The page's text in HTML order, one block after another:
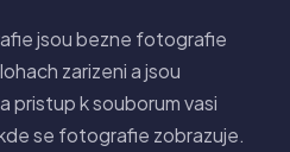
jsou bezne fotografie
zarizeni a jsou
pristup k souborum vasi
se fotografie zobrazuje.